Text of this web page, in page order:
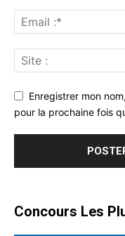
Enregistrer mon
pour la prochaine fois
Concours Les